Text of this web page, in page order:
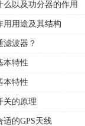
么以及功分器的作用
用用途及其结构
滤波器？
本特性
本特性
关的原理
适的GPS天线